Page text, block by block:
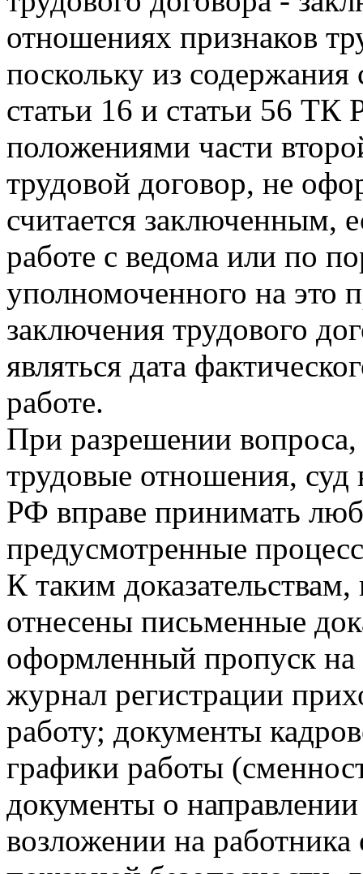
отношениях признаков
поскольку из содержания
статьи 16 и статьи 56 ТК
положениями части
трудовой договор, не
считается заключенным,
работе с ведома или по
уполномоченного на это
заключения трудового
являться дата
работе.
При разрешении
трудовые отношения,
РФ вправе принимать
предусмотренные
К таким
отнесены письменные
оформленный пропуск на
журнал регистрации
работу; документы
графики работы
документы о
возложении на